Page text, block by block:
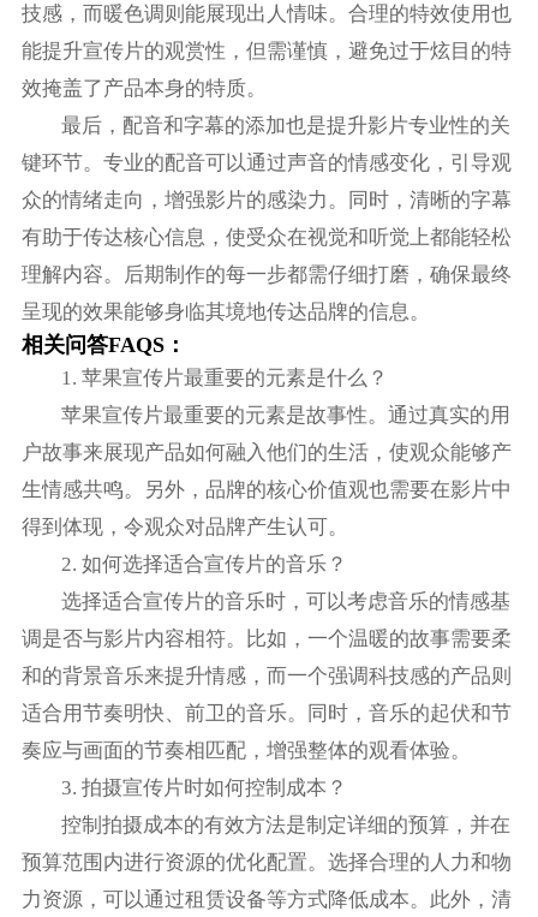
技感，而暖色调则能展现出人情味。合理的特效使用也
能提升宣传片的观赏性，但需谨慎，避免过于炫目的特
效掩盖了产品本身的特质。
最后，配音和字幕的添加也是提升影片专业性的关
键环节。专业的配音可以通过声音的情感变化，引导观
众的情绪走向，增强影片的感染力。同时，清晰的字幕
有助于传达核心信息，使受众在视觉和听觉上都能轻松
理解内容。后期制作的每一步都需仔细打磨，确保最终
呈现的效果能够身临其境地传达品牌的信息。
相关问答FAQS：
1. 苹果宣传片最重要的元素是什么？
苹果宣传片最重要的元素是故事性。通过真实的用
户故事来展现产品如何融入他们的生活，使观众能够产
生情感共鸣。另外，品牌的核心价值观也需要在影片中
得到体现，令观众对品牌产生认可。
2. 如何选择适合宣传片的音乐？
选择适合宣传片的音乐时，可以考虑音乐的情感基
调是否与影片内容相符。比如，一个温暖的故事需要柔
和的背景音乐来提升情感，而一个强调科技感的产品则
适合用节奏明快、前卫的音乐。同时，音乐的起伏和节
奏应与画面的节奏相匹配，增强整体的观看体验。
3. 拍摄宣传片时如何控制成本？
控制拍摄成本的有效方法是制定详细的预算，并在
预算范围内进行资源的优化配置。选择合理的人力和物
力资源，可以通过租赁设备等方式降低成本。此外，清